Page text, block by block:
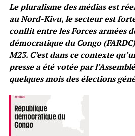
Le pluralisme des médias est
au Nord-Kivu, le secteur est
conflit entre les Forces armées
démocratique du Congo
M23. C’est dans ce contexte
presse a été votée par
quelques mois des élections